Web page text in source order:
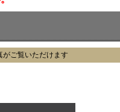
がご覧いただけます